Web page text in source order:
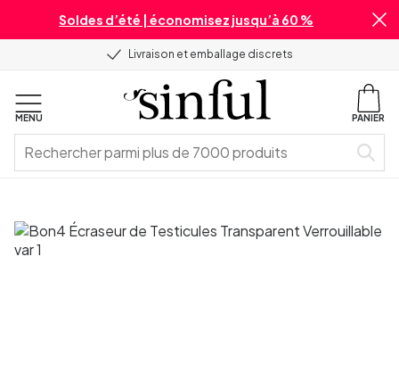
Soldes d’été | économisez jusqu’à 60 %
Livraison et emballage discrets
MENU PANIER